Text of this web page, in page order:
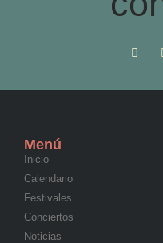
Menú
Inicio
Calendario
Festivales
Conciertos
Noticias